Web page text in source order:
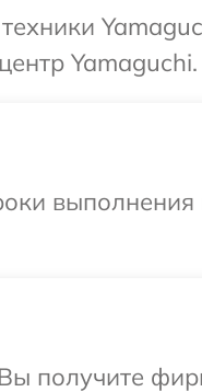
Yamaguchi.
получите